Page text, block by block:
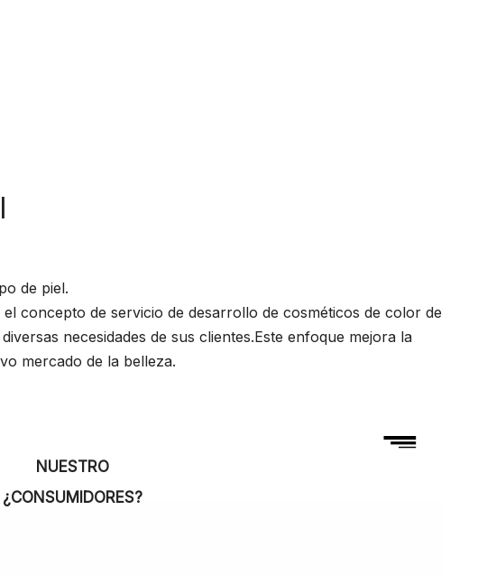
de piel.
concepto de servicio de desarrollo de cosméticos de color de
necesidades de sus clientes.Este enfoque mejora la
mercado de la belleza.
NUESTRO
¿CONSUMIDORES?